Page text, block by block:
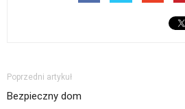
Poprzedni artykuł
Bezpieczny dom